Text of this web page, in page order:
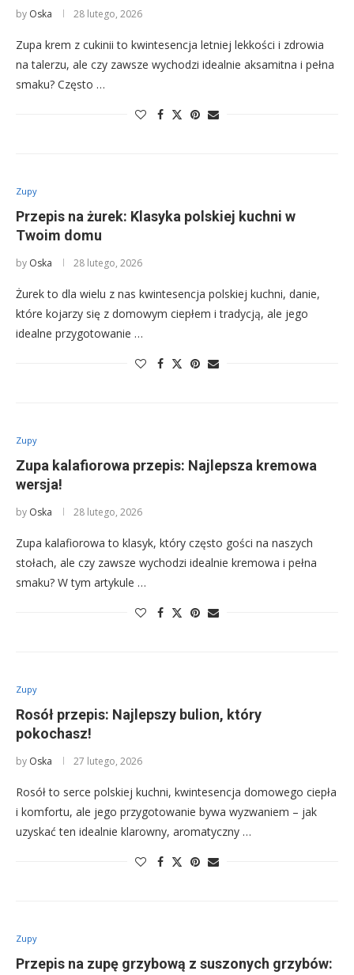
by Oska 28 lutego, 2026
Zupa krem z cukinii to kwintesencja letniej lekkości i zdrowia
na talerzu, ale czy zawsze wychodzi idealnie aksamitna i pełna
smaku? Często …
Zupy
Przepis na żurek: Klasyka polskiej kuchni w
Twoim domu
by Oska 28 lutego, 2026
Żurek to dla wielu z nas kwintesencja polskiej kuchni, danie,
które kojarzy się z domowym ciepłem i tradycją, ale jego
idealne przygotowanie …
Zupy
Zupa kalafiorowa przepis: Najlepsza kremowa
wersja!
by Oska 28 lutego, 2026
Zupa kalafiorowa to klasyk, który często gości na naszych
stołach, ale czy zawsze wychodzi idealnie kremowa i pełna
smaku? W tym artykule …
Zupy
Rosół przepis: Najlepszy bulion, który
pokochasz!
by Oska 27 lutego, 2026
Rosół to serce polskiej kuchni, kwintesencja domowego ciepła
i komfortu, ale jego przygotowanie bywa wyzwaniem – jak
uzyskać ten idealnie klarowny, aromatyczny …
Zupy
Przepis na zupę grzybową z suszonych grzybów: